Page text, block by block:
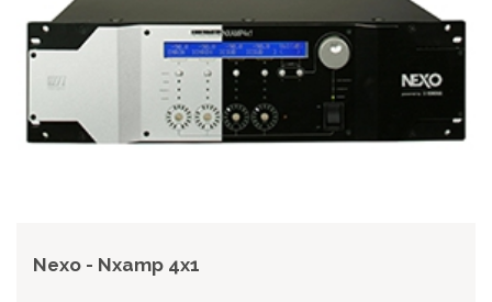
Nexo - Nxamp 4x1